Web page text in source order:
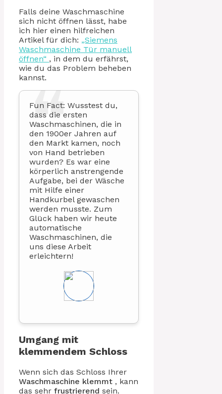
Falls deine Waschmaschine
sich nicht öffnen lässt, habe
ich hier einen hilfreichen
Artikel für dich: „Siemens
Waschmaschine Tür manuell
öffnen“ , in dem du erfährst,
wie du das Problem beheben
kannst.
Fun Fact: Wusstest du,
dass die ersten
Waschmaschinen, die in
den 1900er Jahren auf
den Markt kamen, noch
von Hand betrieben
wurden? Es war eine
körperlich anstrengende
Aufgabe, bei der Wäsche
mit Hilfe einer
Handkurbel gewaschen
werden musste. Zum
Glück haben wir heute
automatische
Waschmaschinen, die
uns diese Arbeit
erleichtern!
Umgang mit
klemmendem Schloss
Wenn sich das Schloss Ihrer
Waschmaschine klemmt , kann
das sehr frustrierend sein.